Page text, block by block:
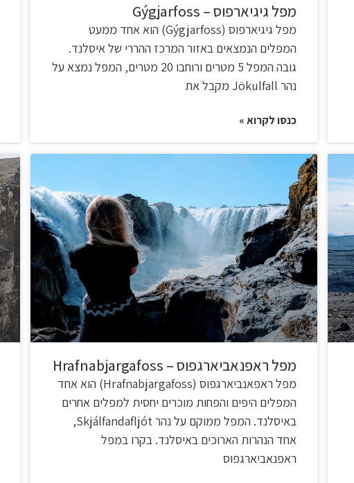
מפל גיגיארפוס – Gýgjarfoss
מפל גיגיארפוס (Gýgjarfoss) הוא אחד ממעט
המפלים הנמצאים באזור המרכז ההררי של איסלנד.
גובה המפל 5 מטרים ורוחבו 20 מטרים, המפל נמצא על
נהר Jökulfall מקבל את
כנסו לקרוא »
מפל ראפנאביארגפוס – Hrafnabjargafoss
מפל ראפאנביארגפוס (Hrafnabjargafoss) הוא אחד
המפלים היפים והפחות מוכרים יחסית למפלים אחרים
באיסלנד. המפל ממוקם על נהר Skjálfandafljót,
אחד הנהרות הארוכים באיסלנד. בקרו במפל
ראפנאביארגפוס